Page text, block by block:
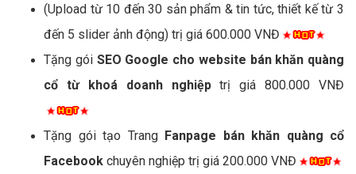
(Upload từ 10 đến 30 sản phẩm & tin tức, thiết kế từ 3
đến 5 slider ảnh động) trị giá 600.000 VNĐ
Tặng gói SEO Google cho website bán khăn quàng
cổ từ khoá doanh nghiệptrị giá 800.000 VNĐ
Tặng gói tạo Trang Fanpage bán khăn quàng cổ
Facebook chuyên nghiệp trị giá 200.000 VNĐ